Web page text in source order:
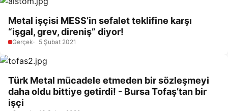
Metal işçisi MESS’in sefalet teklifine karşı
“işgal, grev, direniş” diyor!
Gerçek 5 Şubat 2021
Türk Metal mücadele etmeden bir sözleşmeyi
daha oldu bittiye getirdi! - Bursa Tofaş’tan bir
işçi